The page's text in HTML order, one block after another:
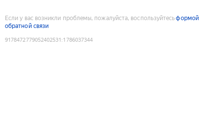
Если у вас возникли проблемы, пожалуйста, воспользуйтесьформой
обратной связи
9178472779052402531 :1786037344